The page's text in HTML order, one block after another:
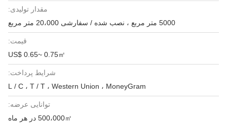
مقدار تولیدی:
5000 متر مربع ، نصب شده / سفارشی 20،000 متر مربع
قیمت:
US$ 0.65~ 0.75㎡
شرایط پرداخت:
L / C ، T / T ، Western Union ، MoneyGram
توانایی عرضه:
500،000㎡ در هر ماه